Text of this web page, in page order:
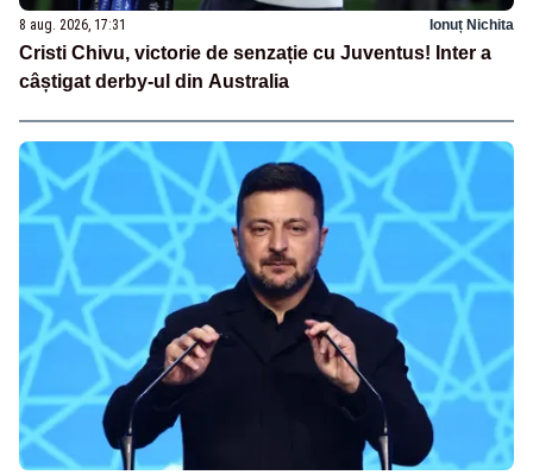
8 aug. 2026, 17:31 Ionuț Nichita
Cristi Chivu, victorie de senzație cu Juventus! Inter a
câștigat derby-ul din Australia